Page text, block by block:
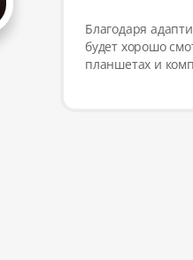
Благодаря
будет хорошо
планшетах и